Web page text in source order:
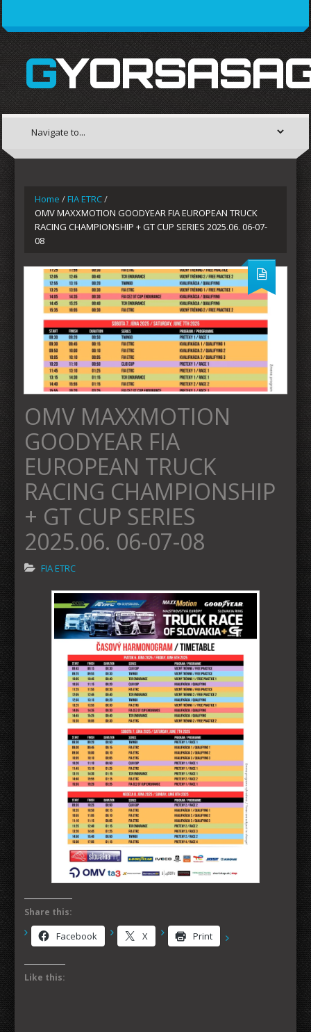
Home /FIA ETRC/
OMV MAXXMOTION GOODYEAR FIA EUROPEAN TRUCK
RACING CHAMPIONSHIP + GT CUP SERIES 2025.06. 06-07-
08
OMV MAXXMOTION
GOODYEAR FIA
EUROPEAN TRUCK
RACING CHAMPIONSHIP
+ GT CUP SERIES
2025.06. 06-07-08
FIA ETRC
Share this:
Facebook X Print
Like this: